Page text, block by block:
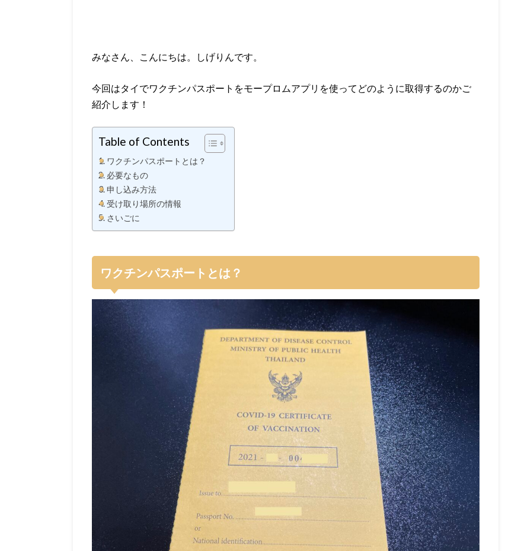
みなさん、こんにちは。しげりんです。
今回はタイでワクチンパスポートをモープロムアプリを使ってどのように取得するのかご
紹介します！
Table of Contents
ワクチンパスポートとは？
必要なもの
申し込み方法
受け取り場所の情報
さいごに
ワクチンパスポートとは？